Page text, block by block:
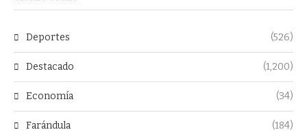
Deportes (526)
Destacado (1,200)
Economía (34)
Farándula (184)